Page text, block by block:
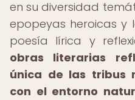
en su diversidad
epopeyas heroicas y
poesía lírica y
obras literarias
única de las tribus
con el entorno